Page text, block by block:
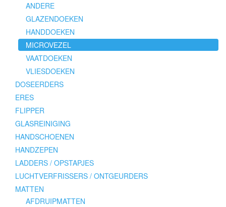
ANDERE
GLAZENDOEKEN
HANDDOEKEN
MICROVEZEL
VAATDOEKEN
VLIESDOEKEN
DOSEERDERS
ERES
FLIPPER
GLASREINIGING
HANDSCHOENEN
HANDZEPEN
LADDERS / OPSTAPJES
LUCHTVERFRISSERS / ONTGEURDERS
MATTEN
AFDRUIPMATTEN